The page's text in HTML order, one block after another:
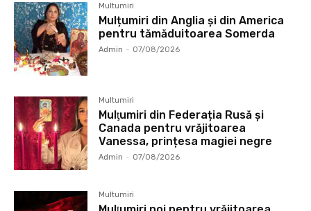
Multumiri
Mulțumiri din Anglia și din America
pentru tămăduitoarea Somerda
Admin - 07/08/2026
Multumiri
Mulţumiri din Federația Rusă și
Canada pentru vrăjitoarea
Vanessa, prințesa magiei negre
Admin - 07/08/2026
Multumiri